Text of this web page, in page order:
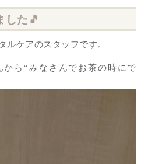
した🎵
ルケアのスタッフです。
ら“みなさんでお茶の時にで